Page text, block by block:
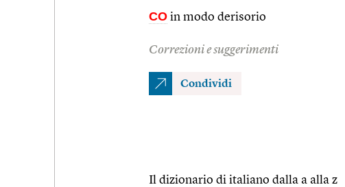
CO in modo derisorio
Correzioni e suggerimenti
Condividi
Il dizionario di italiano dalla a alla z